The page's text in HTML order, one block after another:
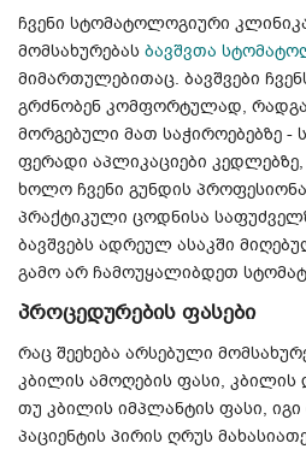
ჩვენი სტომატოლოგიური
მომსახურებას ბავშვთა
მიმართულებითაც. ბავშვები
გრძნობენ კომფორტულად,
მორგებული მათ საჭიროებებზე -
ფერადი აპლიკაციები
ხოლო ჩვენი გუნდის
პრაქტიკული ცოდნისა
ბავშვებს ადრეულ ასაკში
გამო არ ჩამოუყალიბდეთ
პროცედურების ფასები
რაც შეეხება არსებული
კბილის ამოღების ფასი, კბილის
თუ კბილის იმპლანტის ფასი,
პაციენტის პირის ღრუს